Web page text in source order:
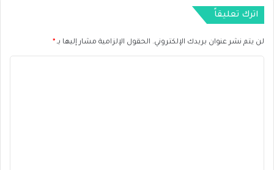
ا
ي
ن
اترك تعليقاً
لن يتم نشر عنوان بريدك الإلكتروني. الحقول الإلزامية مشار إليها بـ *